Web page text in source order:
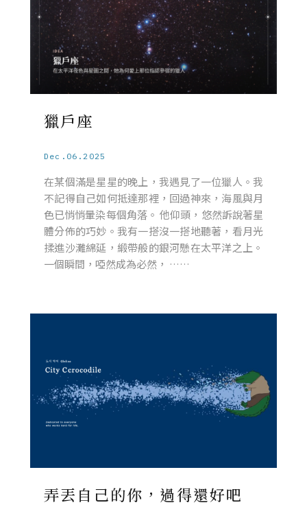
獵戶座
Dec.06.2025
在某個滿是星星的晚上，我遇見了一位獵人。我
不記得自己如何抵達那裡，回過神來，海風與月
色已悄悄暈染每個角落。 他仰頭，悠然訴說著星
體分佈的巧妙。我有一搭沒一搭地聽著，看月光
揉進沙灘綿延，緞帶般的銀河懸在太平洋之上。
一個瞬間，啞然成為必然， ……
弄丟自己的你，過得還好吧